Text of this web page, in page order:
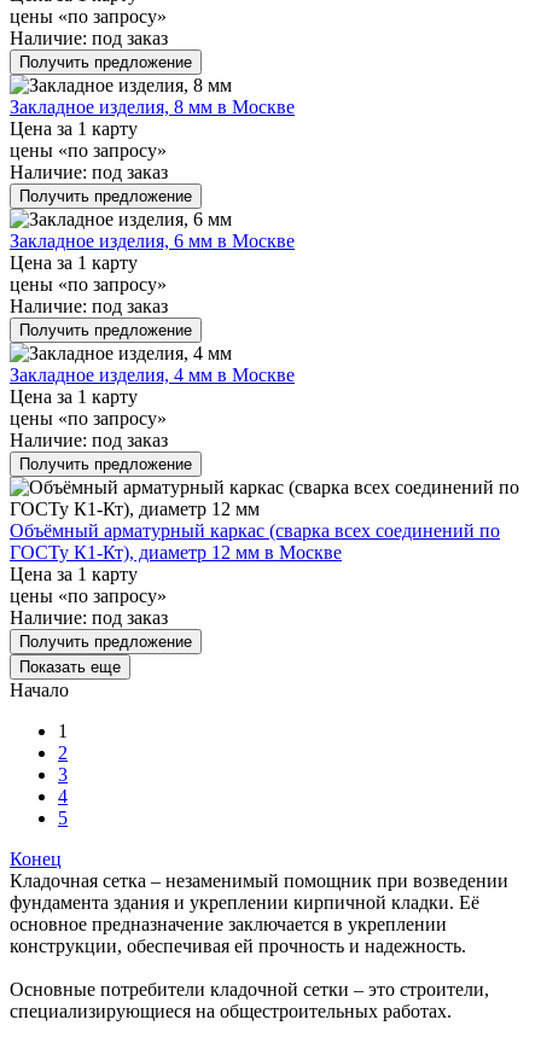
цены «по запросу»
Наличие: под заказ
Получить предложение
Закладное изделия, 8 мм в Москве
Цена за 1 карту
цены «по запросу»
Наличие: под заказ
Получить предложение
Закладное изделия, 6 мм в Москве
Цена за 1 карту
цены «по запросу»
Наличие: под заказ
Получить предложение
Закладное изделия, 4 мм в Москве
Цена за 1 карту
цены «по запросу»
Наличие: под заказ
Получить предложение
Объёмный арматурный каркас (сварка всех соединений по
ГОСТу К1-Кт), диаметр 12 мм в Москве
Цена за 1 карту
цены «по запросу»
Наличие: под заказ
Получить предложение
Показать еще
Начало
1
2
3
4
5
Конец
Кладочная сетка – незаменимый помощник при возведении
фундамента здания и укреплении кирпичной кладки. Её
основное предназначение заключается в укреплении
конструкции, обеспечивая ей прочность и надежность.
Основные потребители кладочной сетки – это строители,
специализирующиеся на общестроительных работах.